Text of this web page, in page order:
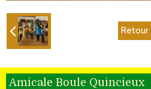
Retour
Amicale Boule Quincieux